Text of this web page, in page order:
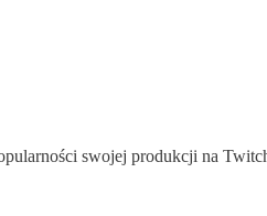
swojej produkcji na